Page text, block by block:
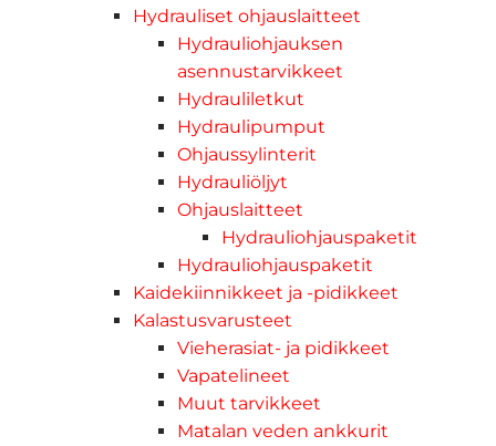
Hydrauliset ohjauslaitteet
Hydrauliohjauksen
asennustarvikkeet
Hydrauliletkut
Hydraulipumput
Ohjaussylinterit
Hydrauliöljyt
Ohjauslaitteet
Hydrauliohjauspaketit
Hydrauliohjauspaketit
Kaidekiinnikkeet ja -pidikkeet
Kalastusvarusteet
Vieherasiat- ja pidikkeet
Vapatelineet
Muut tarvikkeet
Matalan veden ankkurit